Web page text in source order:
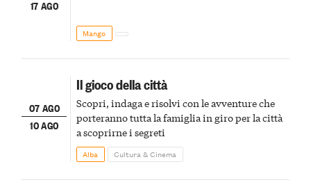
17 AGO
Mango
07 AGO
10 AGO
Il gioco della città
Scopri, indaga e risolvi con le avventure che
porteranno tutta la famiglia in giro per la città
a scoprirne i segreti
Alba Cultura & Cinema